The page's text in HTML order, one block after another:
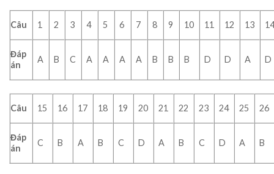
Câu 1 2 3 4 5 6 7 8 9 10 11 12 13
Đáp
án
A B C A A A A B B B D D A D
Câu 15 16 17 18 19 20 21 22 23 24 25 26
Đáp
án
C B A B C D A B C D A B